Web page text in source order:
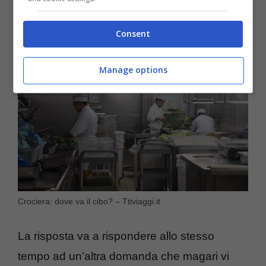
rimane, tutto ciò che avanza una volta
terminato il viaggio della nave.
Crociera: dove va il cibo? – Ttiviaggi.it
La risposta va a rispondere allo stesso
tempo ad un’altra domanda che magari vi
Consent
Manage options